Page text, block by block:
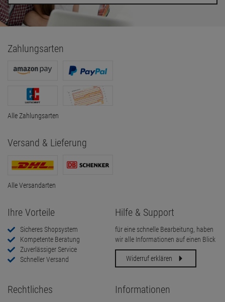
Zahlungsarten
Alle Zahlungsarten
Versand & Lieferung
Alle Versandarten
Ihre Vorteile
Sicheres Shopsystem
Kompetente Beratung
Zuverlässiger Service
Schneller Versand
Hilfe & Support
für eine schnelle Bearbeitung, haben
wir alle Informationen auf einen Blick
Widerruf erklären
Rechtliches Informationen